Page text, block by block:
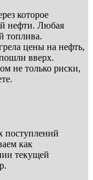
которое
нефти. Любая
топлива.
цены на нефть,
вверх.
не только риски,
поступлений
как
текущей